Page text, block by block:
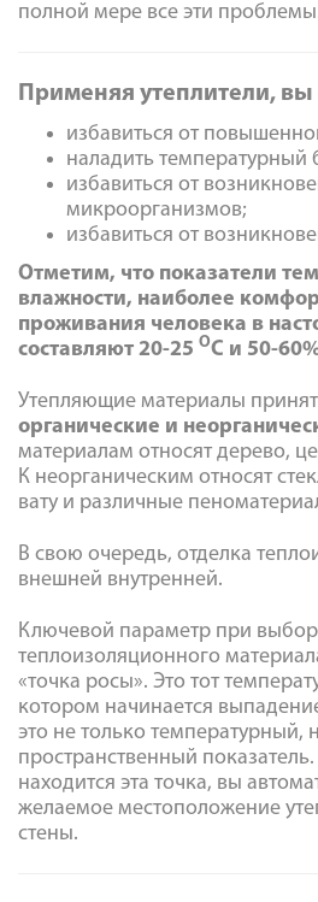
полной мере все эти
Применяя утеплители,
избавиться от
наладить
избавиться от
микроорганизмов;
избавиться от
Отметим, что показатели
влажности, наиболее
проживания человека в
составляют 20-25 ОС и 50-
Утепляющие материалы
органические и
материалам относят дерево,
К неорганическим относят
вату и различные
В свою очередь, отделка
внешней внутренней.
Ключевой параметр при
теплоизоляционного
«точка росы». Это тот
котором начинается
это не только температурный,
пространственный
находится эта точка, вы
желаемое местоположение
стены.